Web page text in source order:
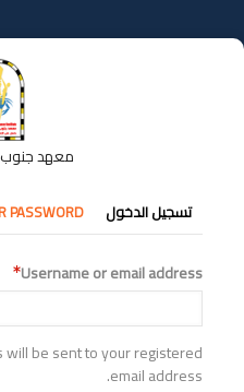
إلى
المحتوى
معهد جنوب
التبويبات
الأساسية
تسجيل الدخول PASSWORD
Username or email address
be sent to your registered
email address.